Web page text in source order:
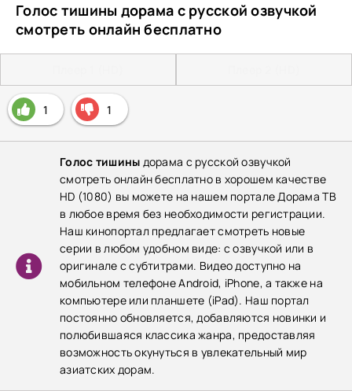
Голос тишины дорама с русской озвучкой
смотреть онлайн бесплатно
1 1
Голос тишины дорама с русской озвучкой
смотреть онлайн бесплатно в хорошем качестве
HD (1080) вы можете на нашем портале Дорама ТВ
в любое время без необходимости регистрации.
Наш кинопортал предлагает смотреть новые
серии в любом удобном виде: с озвучкой или в
оригинале с субтитрами. Видео доступно на
мобильном телефоне Android, iPhone, а также на
компьютере или планшете (iPad). Наш портал
постоянно обновляется, добавляются новинки и
полюбившаяся классика жанра, предоставляя
возможность окунуться в увлекательный мир
азиатских дорам.